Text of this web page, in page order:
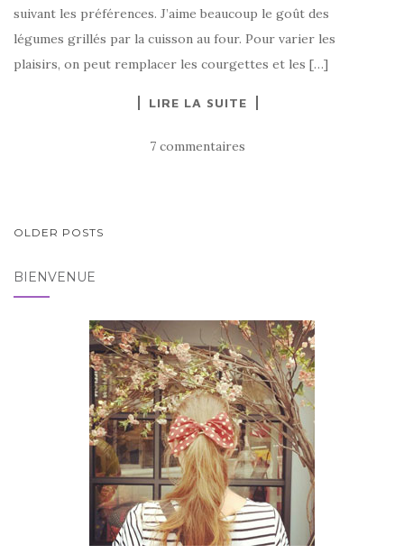
suivant les préférences. J’aime beaucoup le goût des
légumes grillés par la cuisson au four. Pour varier les
plaisirs, on peut remplacer les courgettes et les […]
LIRE LA SUITE
7 commentaires
PAGINATION
ARTICLES
OLDER POSTS
BIENVENUE